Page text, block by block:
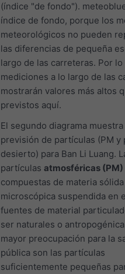
(índice "de fondo").
índice de fondo, porque los
meteorológicos no pueden
las diferencias de pequeña
largo de las carreteras. Por lo
mediciones a lo largo de las
mostrarán valores más altos
previstos aquí.
El segundo diagrama muestra
previsión de partículas (PM y
desierto) para Ban Li Luang.
partículas atmosféricas (PM)
compuestas de materia
microscópica suspendida en
fuentes de material
ser naturales o
mayor preocupación para la
pública son las partículas
suficientemente pequeñas